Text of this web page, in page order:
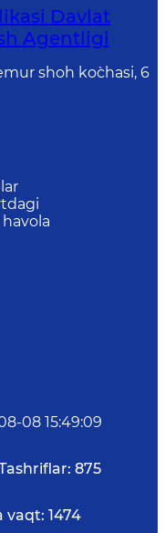
Davlat
Agentligi
shoh ko`chasi, 6
08 15:49:09
875
vaqt: 1474